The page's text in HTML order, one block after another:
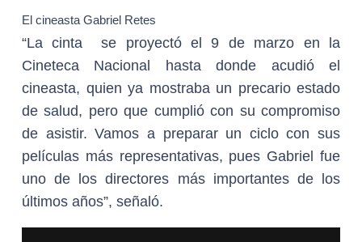
El cineasta Gabriel Retes
“La cinta se proyectó el 9 de marzo en la
Cineteca Nacional hasta donde acudió el
cineasta, quien ya mostraba un precario estado
de salud, pero que cumplió con su compromiso
de asistir. Vamos a preparar un ciclo con sus
películas más representativas, pues Gabriel fue
uno de los directores más importantes de los
últimos años”, señaló.